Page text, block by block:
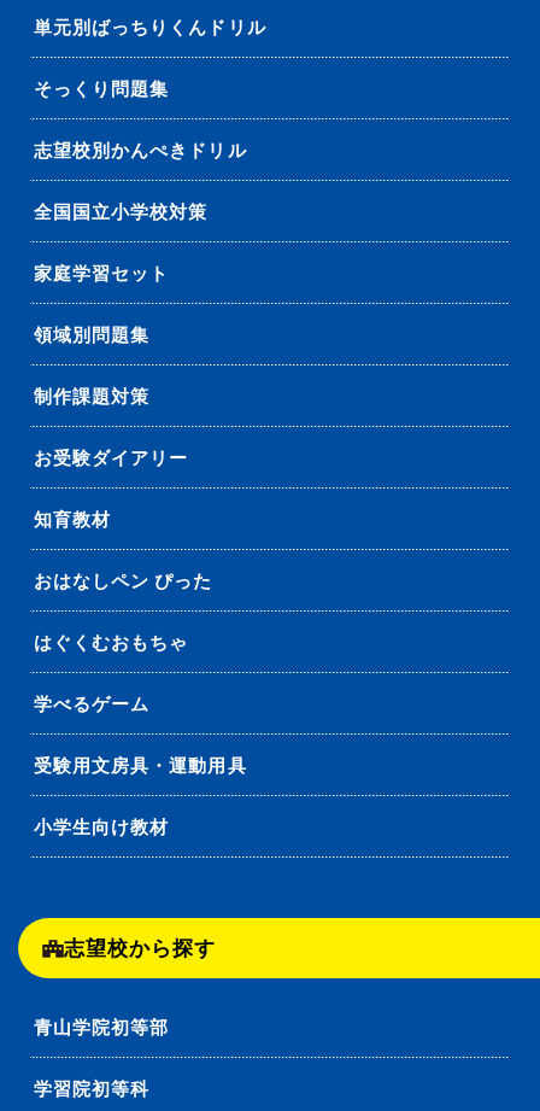
単元別ばっちりくんドリル
そっくり問題集
志望校別かんぺきドリル
全国国立小学校対策
家庭学習セット
領域別問題集
制作課題対策
お受験ダイアリー
知育教材
おはなしペン ぴった
はぐくむおもちゃ
学べるゲーム
受験用文房具・運動用具
小学生向け教材
志望校から探す
青山学院初等部
学習院初等科